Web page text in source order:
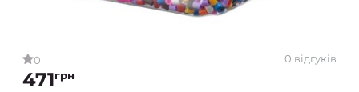
0 0 відгуків
471грн